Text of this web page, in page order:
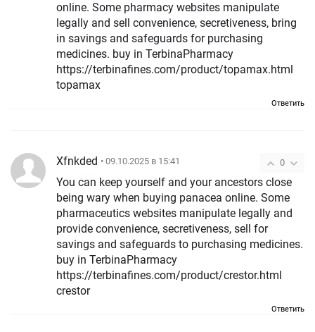
online. Some pharmacy websites manipulate
legally and sell convenience, secretiveness, bring
in savings and safeguards for purchasing
medicines. buy in TerbinaPharmacy
https://terbinafines.com/product/topamax.html
topamax
Ответить
0
Xfnkded • 09.10.2025 в 15:41
You can keep yourself and your ancestors close
being wary when buying panacea online. Some
pharmaceutics websites manipulate legally and
provide convenience, secretiveness, sell for
savings and safeguards to purchasing medicines.
buy in TerbinaPharmacy
https://terbinafines.com/product/crestor.html
crestor
Ответить